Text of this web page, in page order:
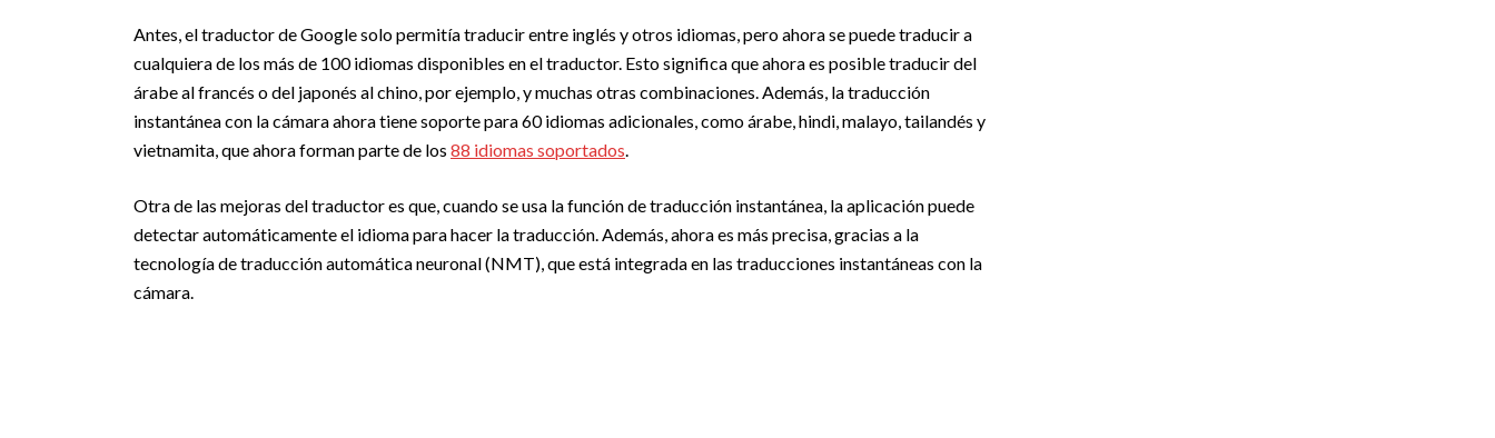
Antes, el traductor de Google solo permitía traducir entre inglés y otros idiomas, pero ahora se puede traducir a
cualquiera de los más de 100 idiomas disponibles en el traductor. Esto significa que ahora es posible traducir del
árabe al francés o del japonés al chino, por ejemplo, y muchas otras combinaciones. Además, la traducción
instantánea con la cámara ahora tiene soporte para 60 idiomas adicionales, como árabe, hindi, malayo, tailandés y
vietnamita, que ahora forman parte de los 88 idiomas soportados.
Otra de las mejoras del traductor es que, cuando se usa la función de traducción instantánea, la aplicación puede
detectar automáticamente el idioma para hacer la traducción. Además, ahora es más precisa, gracias a la
tecnología de traducción automática neuronal (NMT), que está integrada en las traducciones instantáneas con la
cámara.